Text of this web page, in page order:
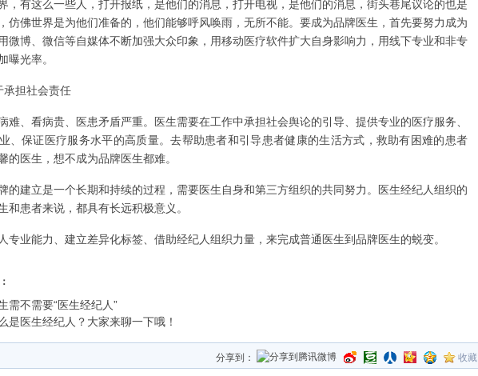
有这么一些人，打开报纸，是他们的消息，打开电视，是他们的消息，街头巷尾议论的也是
仿佛世界是为他们准备的，他们能够呼风唤雨，无所不能。要成为品牌医生，首先要努力成为
微博、微信等自媒体不断加强大众印象，用移动医疗软件扩大自身影响力，用线下专业和非专
曝光率。
担社会责任
、看病贵、医患矛盾严重。医生需要在工作中承担社会舆论的引导、提供专业的医疗服务、
、保证医疗服务水平的高质量。去帮助患者和引导患者健康的生活方式，救助有困难的患者
的医生，想不成为品牌医生都难。
建立是一个长期和持续的过程，需要医生自身和第三方组织的共同努力。医生经纪人组织的
和患者来说，都具有长远积极意义。
业能力、建立差异化标签、借助经纪人组织力量，来完成普通医生到品牌医生的蜕变。
需不需要“医生经纪人”
是医生经纪人？大家来聊一下哦！
分享到： 收藏